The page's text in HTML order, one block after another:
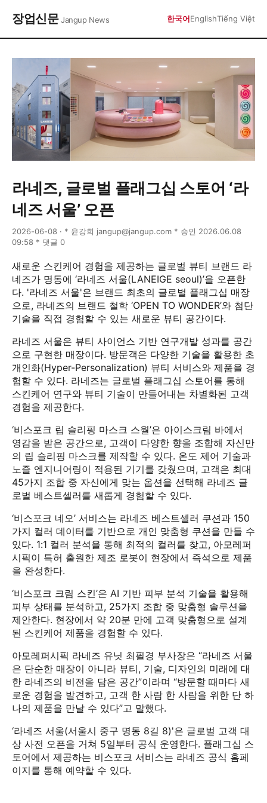
장업신문Jangup News 한국어EnglishTiếng Việt
라네즈, 글로벌 플래그십 스토어 ‘라
네즈 서울’ 오픈
2026-06-08 · * 윤강희 jangup@jangup.com * 승인 2026.06.08
09:58 * 댓글 0
새로운 스킨케어 경험을 제공하는 글로벌 뷰티 브랜드 라
네즈가 명동에 ‘라네즈 서울(LANEIGE seoul)’을 오픈한
다. '라네즈 서울'은 브랜드 최초의 글로벌 플래그십 매장
으로, 라네즈의 브랜드 철학 ‘OPEN TO WONDER’와 첨단
기술을 직접 경험할 수 있는 새로운 뷰티 공간이다.
라네즈 서울은 뷰티 사이언스 기반 연구개발 성과를 공간
으로 구현한 매장이다. 방문객은 다양한 기술을 활용한 초
개인화(Hyper-Personalization) 뷰티 서비스와 제품을 경
험할 수 있다. 라네즈는 글로벌 플래그십 스토어를 통해
스킨케어 연구와 뷰티 기술이 만들어내는 차별화된 고객
경험을 제공한다.
‘비스포크 립 슬리핑 마스크 스월’은 아이스크림 바에서
영감을 받은 공간으로, 고객이 다양한 향을 조합해 자신만
의 립 슬리핑 마스크를 제작할 수 있다. 온도 제어 기술과
노즐 엔지니어링이 적용된 기기를 갖췄으며, 고객은 최대
45가지 조합 중 자신에게 맞는 옵션을 선택해 라네즈 글
로벌 베스트셀러를 새롭게 경험할 수 있다.
‘비스포크 네오’ 서비스는 라네즈 베스트셀러 쿠션과 150
가지 컬러 데이터를 기반으로 개인 맞춤형 쿠션을 만들 수
있다. 1:1 컬러 분석을 통해 최적의 컬러를 찾고, 아모레퍼
시픽이 특허 출원한 제조 로봇이 현장에서 즉석으로 제품
을 완성한다.
‘비스포크 크림 스킨’은 AI 기반 피부 분석 기술을 활용해
피부 상태를 분석하고, 25가지 조합 중 맞춤형 솔루션을
제안한다. 현장에서 약 20분 만에 고객 맞춤형으로 설계
된 스킨케어 제품을 경험할 수 있다.
아모레퍼시픽 라네즈 유닛 최필경 부사장은 “라네즈 서울
은 단순한 매장이 아니라 뷰티, 기술, 디자인의 미래에 대
한 라네즈의 비전을 담은 공간”이라며 “방문할 때마다 새
로운 경험을 발견하고, 고객 한 사람 한 사람을 위한 단 하
나의 제품을 만날 수 있다”고 말했다.
‘라네즈 서울(서울시 중구 명동 8길 8)'은 글로벌 고객 대
상 사전 오픈을 거쳐 5일부터 공식 운영한다. 플래그십 스
토어에서 제공하는 비스포크 서비스는 라네즈 공식 홈페
이지를 통해 예약할 수 있다.